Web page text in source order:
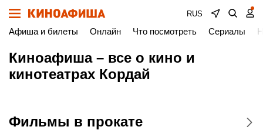
RUS
Афиша и билеты Онлайн Что посмотреть Сериалы
Киноафиша – все о кино и
кинотеатрах Кордай
Фильмы в прокате